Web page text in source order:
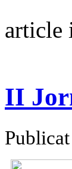
article
II